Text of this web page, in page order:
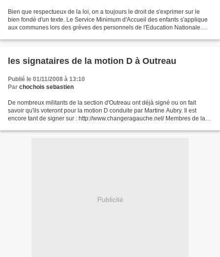
Bien que respectueux de la loi, on a toujours le droit de s'exprimer sur le
bien fondé d'un texte. Le Service Minimum d'Accueil des enfants s'applique
aux communes lors des grèves des personnels de l'Education Nationale.
les signataires de la motion D à Outreau
Publié le 01/11/2008 à 13:10
Par chochois sebastien
De nombreux militants de la section d'Outreau ont déjà signé ou on fait
savoir qu'ils voteront pour la motion D conduite par Martine Aubry. Il est
encore tant de signer sur : http://www.changeragauche.net/ Membres de la
Publicité